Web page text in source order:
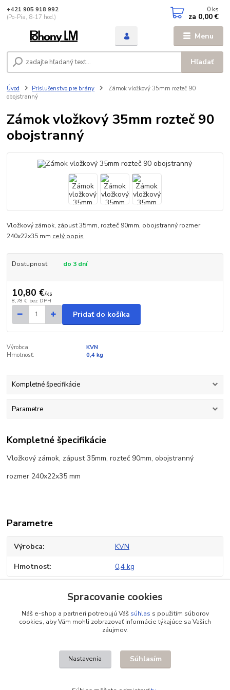
Menu
Hľadať
+421 905 918 992
(Po-Pia, 8-17 hod.)
0 ks
za 0,00 €
Úvod Príslušenstvo pre brány
Zámok vložkový 35mm rozteč 90
obojstranný
Zámok vložkový 35mm rozteč 90
obojstranný
Vložkový zámok, zápust 35mm, rozteč 90mm, obojstranný rozmer
240x22x35 mm celý popis
Dostupnosť do 3 dní
10,80 €/ks
8,78 € bez DPH
Pridať do košíka
Výrobca:
KVN
Hmotnosť:
0,4 kg
Kompletné špecifikácie
Parametre
Kompletné špecifikácie
Vložkový zámok, zápust 35mm, rozteč 90mm, obojstranný
rozmer 240x22x35 mm
Parametre
Výrobca KVN
Hmotnosť 0,4 kg
Tovar zaradený v kategóriách
Príslušenstvo pre brány
Spracovanie cookies
Náš e-shop a partneri potrebujú Váš súhlas s použitím súborov
cookies, aby Vám mohli zobrazovať informácie týkajúce sa Vašich
záujmov.
Nastavenia Súhlasím